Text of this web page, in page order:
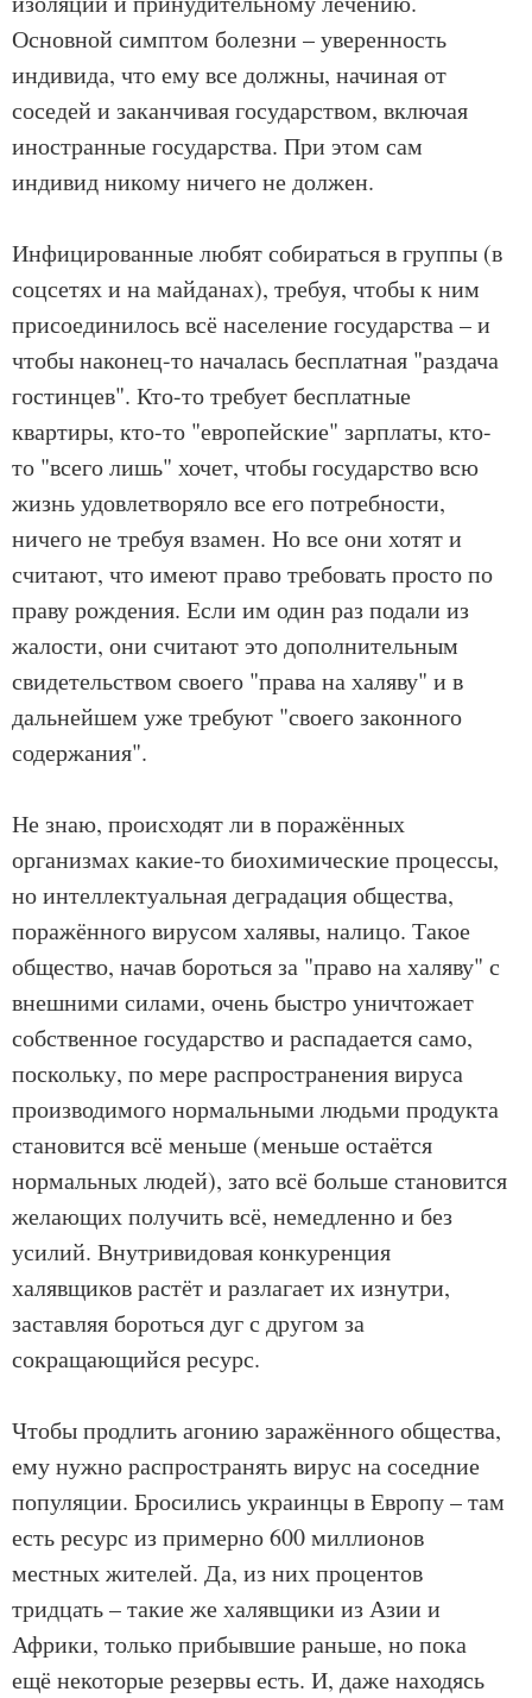
Основной симптом болезни – уверенность
индивида, что ему все должны, начиная от
соседей и заканчивая государством, включая
иностранные государства. При этом сам
индивид никому ничего не должен.
Инфицированные любят собираться в группы (в
соцсетях и на майданах), требуя, чтобы к ним
присоединилось всё население государства – и
чтобы наконец-то началась бесплатная "раздача
гостинцев". Кто-то требует бесплатные
квартиры, кто-то "европейские" зарплаты, кто-
то "всего лишь" хочет, чтобы государство всю
жизнь удовлетворяло все его потребности,
ничего не требуя взамен. Но все они хотят и
считают, что имеют право требовать просто по
праву рождения. Если им один раз подали из
жалости, они считают это дополнительным
свидетельством своего "права на халяву" и в
дальнейшем уже требуют "своего законного
содержания".
Не знаю, происходят ли в поражённых
организмах какие-то биохимические процессы,
но интеллектуальная деградация общества,
поражённого вирусом халявы, налицо. Такое
общество, начав бороться за "право на халяву" с
внешними силами, очень быстро уничтожает
собственное государство и распадается само,
поскольку, по мере распространения вируса
производимого нормальными людьми продукта
становится всё меньше (меньше остаётся
нормальных людей), зато всё больше становится
желающих получить всё, немедленно и без
усилий. Внутривидовая конкуренция
халявщиков растёт и разлагает их изнутри,
заставляя бороться дуг с другом за
сокращающийся ресурс.
Чтобы продлить агонию заражённого общества,
ему нужно распространять вирус на соседние
популяции. Бросились украинцы в Европу – там
есть ресурс из примерно 600 миллионов
местных жителей. Да, из них процентов
тридцать – такие же халявщики из Азии и
Африки, только прибывшие раньше, но пока
ещё некоторые резервы есть. И, даже находясь